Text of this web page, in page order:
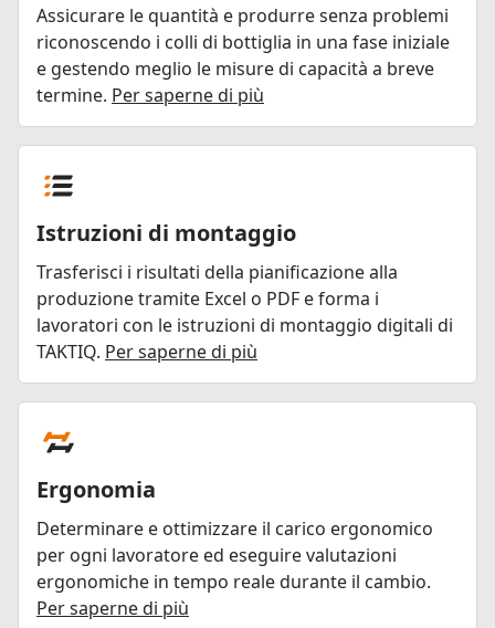
Assicurare le quantità e produrre senza problemi
riconoscendo i colli di bottiglia in una fase iniziale
e gestendo meglio le misure di capacità a breve
termine. Per saperne di più
Istruzioni di montaggio
Trasferisci i risultati della pianificazione alla
produzione tramite Excel o PDF e forma i
lavoratori con le istruzioni di montaggio digitali di
TAKTIQ. Per saperne di più
Ergonomia
Determinare e ottimizzare il carico ergonomico
per ogni lavoratore ed eseguire valutazioni
ergonomiche in tempo reale durante il cambio.
Per saperne di più